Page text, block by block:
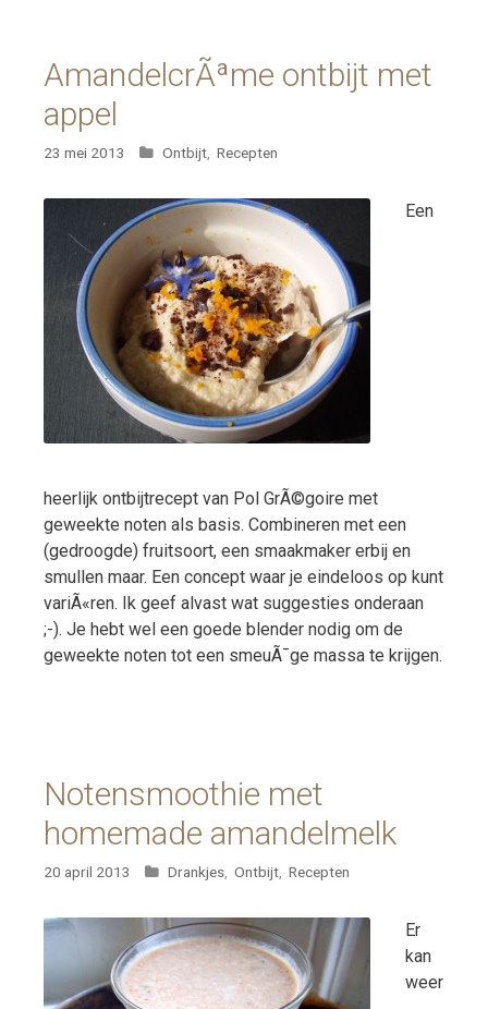
AmandelcrÃªme ontbijt met
appel
23 mei 2013 Categorieën
Ontbijt Recepten
Een
heerlijk ontbijtrecept van Pol GrÃ©goire met
geweekte noten als basis. Combineren met een
(gedroogde) fruitsoort, een smaakmaker erbij en
smullen maar. Een concept waar je eindeloos op kunt
variÃ«ren. Ik geef alvast wat suggesties onderaan
;-). Je hebt wel een goede blender nodig om de
geweekte noten tot een smeuÃ¯ge massa te krijgen.
Notensmoothie met
homemade amandelmelk
20 april 2013 Categorieën
Drankjes Ontbijt Recepten
Er
kan
weer